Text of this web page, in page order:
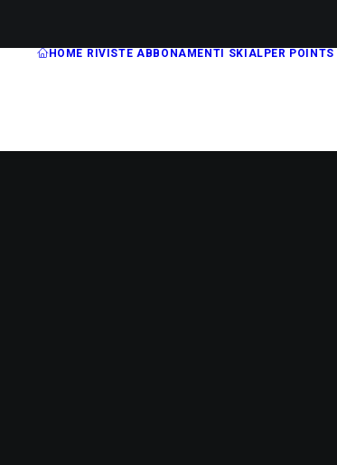
HOME RIVISTE ABBONAMENTI SKIALPER POINTS